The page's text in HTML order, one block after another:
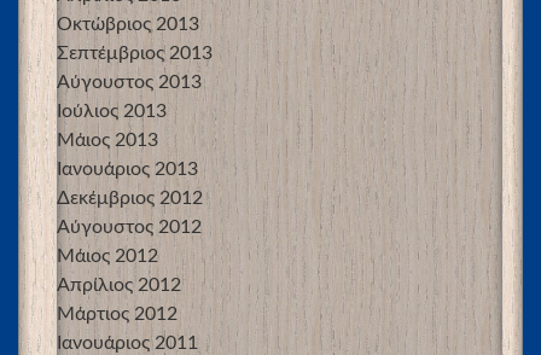
Οκτώβριος 2013
Σεπτέμβριος 2013
Αύγουστος 2013
Ιούλιος 2013
Μάιος 2013
Ιανουάριος 2013
Δεκέμβριος 2012
Αύγουστος 2012
Μάιος 2012
Απρίλιος 2012
Μάρτιος 2012
Ιανουάριος 2011